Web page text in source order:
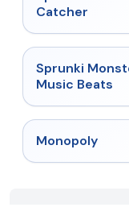
Catcher
Sprunki
Music Beats
Monopoly